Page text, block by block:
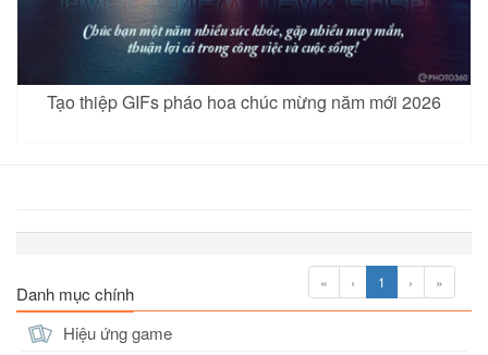
Tạo thiệp GIFs pháo hoa chúc mừng năm mới 2026
« ‹ 1 › »
Danh mục chính
Hiệu ứng game